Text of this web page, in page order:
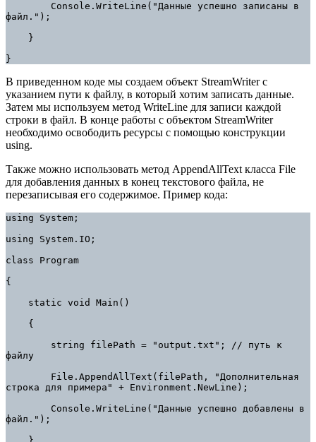
Console.WriteLine("Данные успешно записаны в
файл.");
}
}
В приведенном коде мы создаем объект StreamWriter с
указанием пути к файлу, в который хотим записать данные.
Затем мы используем метод WriteLine для записи каждой
строки в файл. В конце работы с объектом StreamWriter
необходимо освободить ресурсы с помощью конструкции
using.
Также можно использовать метод AppendAllText класса File
для добавления данных в конец текстового файла, не
перезаписывая его содержимое. Пример кода:
using System;
using System.IO;
class Program
{
static void Main()
{
string filePath = "output.txt"; // путь к
файлу
File.AppendAllText(filePath, "Дополнительная
строка для примера" + Environment.NewLine);
Console.WriteLine("Данные успешно добавлены в
файл.");